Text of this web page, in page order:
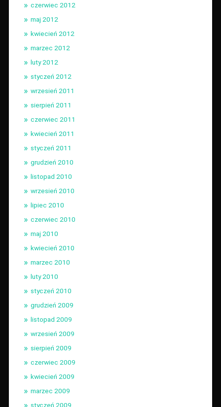
czerwiec 2012
maj 2012
kwiecień 2012
marzec 2012
luty 2012
styczeń 2012
wrzesień 2011
sierpień 2011
czerwiec 2011
kwiecień 2011
styczeń 2011
grudzień 2010
listopad 2010
wrzesień 2010
lipiec 2010
czerwiec 2010
maj 2010
kwiecień 2010
marzec 2010
luty 2010
styczeń 2010
grudzień 2009
listopad 2009
wrzesień 2009
sierpień 2009
czerwiec 2009
kwiecień 2009
marzec 2009
styczeń 2009